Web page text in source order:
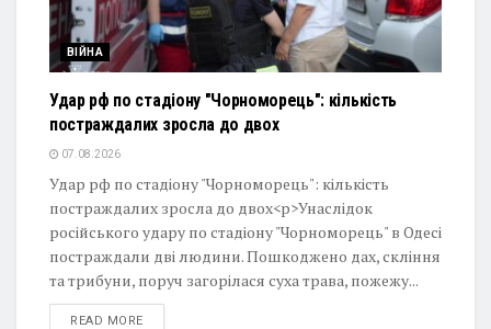
ВІЙНА
Удар рф по стадіону "Чорноморець": кількість
постраждалих зросла до двох
07.08.2026
Удар рф по стадіону "Чорноморець": кількість
постраждалих зросла до двох<p>Унаслідок
російського удару по стадіону "Чорноморець" в Одесі
постраждали дві людини. Пошкоджено дах, скління
та трибуни, поруч загорілася суха трава, пожежу...
READ MOREDETAILS